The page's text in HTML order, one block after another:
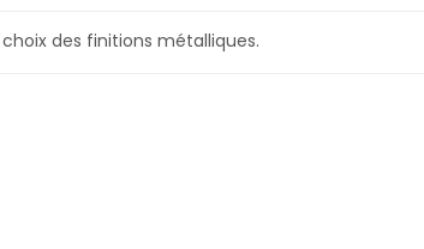
des finitions métalliques.